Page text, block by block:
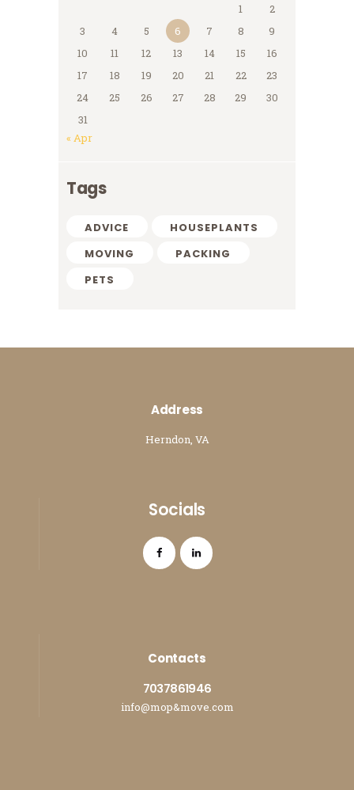
1
2
3
4 5 6 7 8
9
10
11 12 13 14 15
16
17
18 19 20 21 22
23
24
25 26 27 28 29
30
31
« Apr
Tags
ADVICE
HOUSEPLANTS
MOVING
PACKING
PETS
Address
Herndon, VA
Socials
Contacts
7037861946
info@mop&move.com